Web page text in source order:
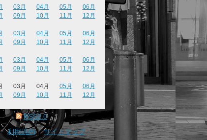
03月 04月 05月
06月
09月 10月 11月
12月
03月 04月 05月
06月
09月 10月 11月
12月
03月 04月 05月
06月
09月 10月 11月
12月
03月 04月 05月
06月
09月 10月 11月 12月
RSS2.0
利用規約｜サイトマップ